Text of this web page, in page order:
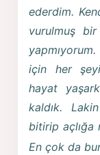
ederdim.
vurulmuş
için her
hayat
kaldık.
bitirip
En çok da